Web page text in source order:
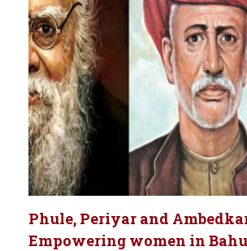
Phule, Periyar and
Empowering women in